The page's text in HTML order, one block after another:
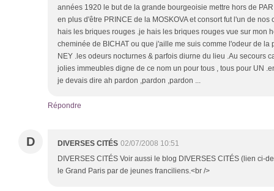
années 1920 le but de la grande bourgeoisie mettre hors de
en plus d'être PRINCE de la MOSKOVA et consort fut l'un de nos
hais les briques rouges .je hais les briques rouges vue sur mon
cheminée de BICHAT ou que j'aille me suis comme l'odeur de la
NEY .les odeurs nocturnes & parfois diurne du lieu .Au secours
jolies immeubles digne de ce nom un pour tous , tous pour UN
je devais dire ah pardon ,pardon ,pardon ...
Répondre
D DIVERSES CITÉS 02/07/2008 10:51
DIVERSES CITÉS Voir aussi le blog DIVERSES CITÉS (lien ci-
le Grand Paris par de jeunes franciliens.<br />